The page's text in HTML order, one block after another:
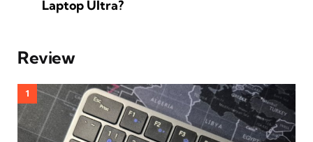
Laptop Ultra?
Review